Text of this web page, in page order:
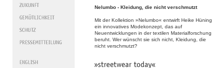
Nelumbo - Kleidung, die nicht verschmutzt
Mit der Kollektion »Nelumbo« entwirft Heike Hüning
ein innovatives Modekonzept, das auf
Neuentwicklungen in der textilen Materialforschung
beruht. Wer wünscht sie sich nicht, Kleidung, die
nicht verschmutzt?